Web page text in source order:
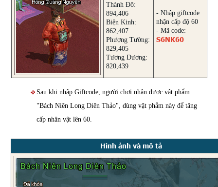
Thành Đô:
894,406
Biện Kinh:
862,407
Phượng Tường:
829,405
Tương Dương:
820,439
- Nhập giftcode
nhận cấp độ 60
- Mã code:
S6NK60
Sau khi nhập Giftcode, người chơi nhận được vật phẩm
"Bách Niên Long Diên Thảo", dùng vật phẩm này để tăng
cấp nhân vật lên 60.
Hình ảnh và mô tả